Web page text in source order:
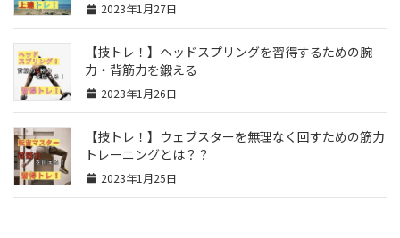
2023年1月27日
【技トレ！】ヘッドスプリングを習得するための腕
力・背筋力を鍛える
2023年1月26日
【技トレ！】ウェブスターを無理なく回すための筋力
トレーニングとは？？
2023年1月25日